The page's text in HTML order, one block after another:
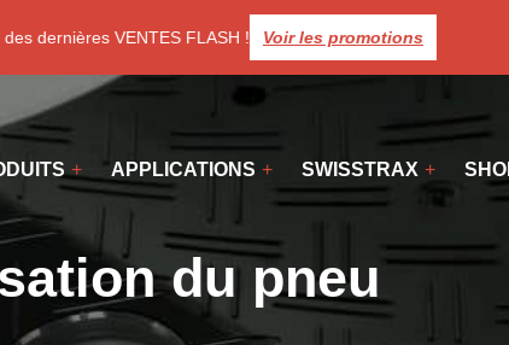
dernières VENTES FLASH ! Voir les promotions
APPLICATIONS SWISSTRAX
du pneu